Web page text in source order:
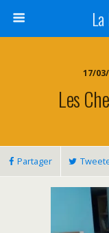
17/
Les
Partager